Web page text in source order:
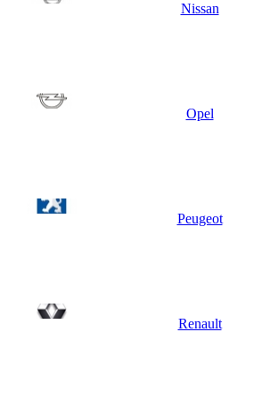
Nissan
Opel
Peugeot
Renault